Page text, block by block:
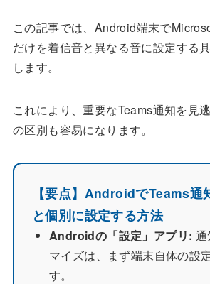
この記事では、Android端末で
だけを着信音と異なる音に設定する
します。
これにより、重要なTeams通知を見
の区別も容易になります。
【要点】AndroidでTeams通
と個別に設定する方法
Androidの「設定」アプリ: 通
マイズは、まず端末自体の設
す。